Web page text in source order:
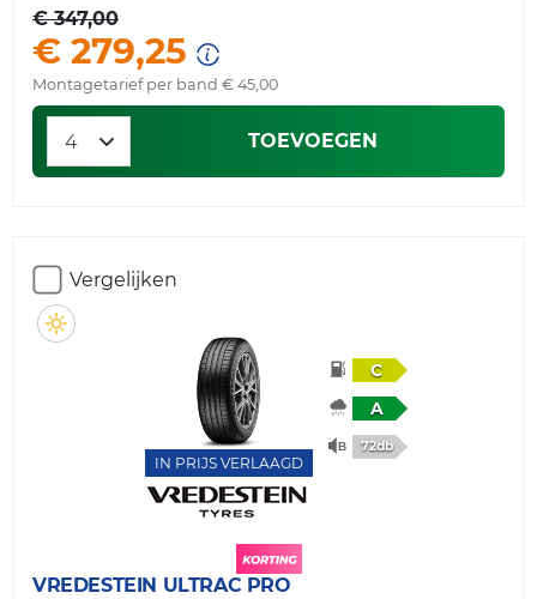
€ 347,00
€ 279,25
Montagetarief per band € 45,00
TOEVOEGEN
Vergelijken
IN PRIJS VERLAAGD
C
A
72db
VREDESTEIN ULTRAC PRO